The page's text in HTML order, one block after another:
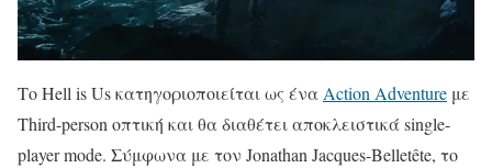
Το Hell is Us κατηγοριοποιείται ως ένα Action Adventure με
Third-person οπτική και θα διαθέτει αποκλειστικά single-
player mode. Σύμφωνα με τον Jonathan Jacques-Belletête, το